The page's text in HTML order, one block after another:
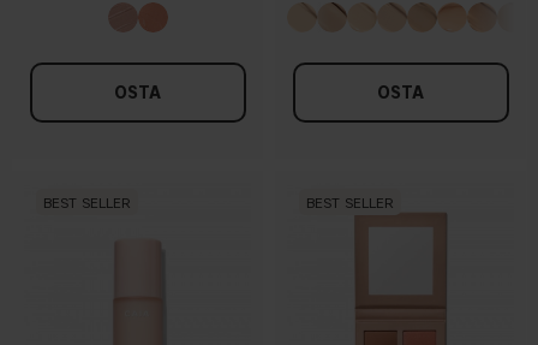
OSTA OSTA
BEST SELLER BEST SELLER